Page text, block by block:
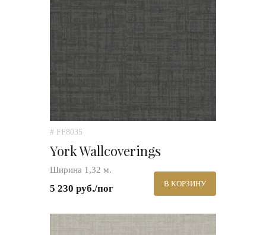
# FF8035
York Wallcoverings
Ширина 1,32 м.
5 230 руб./пог В КОРЗИНУ